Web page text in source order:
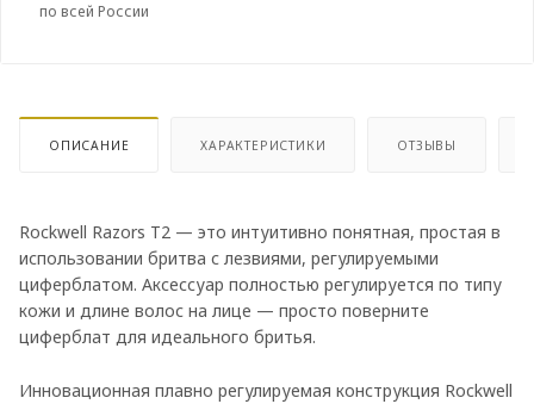
по всей России
ОПИСАНИЕ ХАРАКТЕРИСТИКИ ОТЗЫВЫ
Rockwell Razors T2 — это интуитивно понятная, простая в
использовании бритва с лезвиями, регулируемыми
циферблатом. Аксессуар полностью регулируется по типу
кожи и длине волос на лице — просто поверните
циферблат для идеального бритья.
Инновационная плавно регулируемая конструкция Rockwell